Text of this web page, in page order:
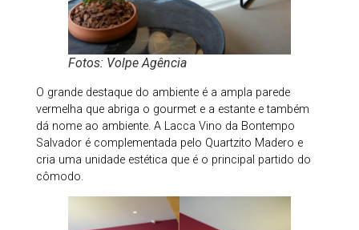
Fotos: Volpe Agência
O grande destaque do ambiente é a ampla parede
vermelha que abriga o gourmet e a estante e também
dá nome ao ambiente. A Lacca Vino da Bontempo
Salvador é complementada pelo Quartzito Madero e
cria uma unidade estética que é o principal partido do
cômodo.